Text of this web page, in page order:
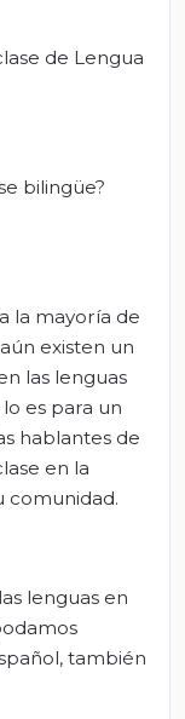
de Lengua
bilingüe?
la mayoría de
existen un
las lenguas
es para un
hablantes de
en la
comunidad.
lenguas en
también